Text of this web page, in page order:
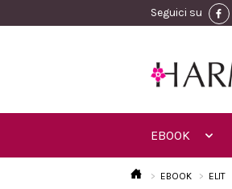
Seguici su
EBOOK
EBOOK ELIT